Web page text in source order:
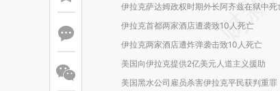
伊拉克萨达姆政权时期外长阿齐兹在狱中死
伊拉克首都两家酒店遭袭致10人死亡
伊拉克两家酒店遭炸弹袭击致10人死亡
美国向伊拉克提供2亿美元人道主义援助
美国黑水公司雇员杀害伊拉克平民获判重罪